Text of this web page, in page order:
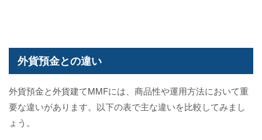
外貨預金との違い
外貨預金と外貨建てMMFには、商品性や運用方法において重
要な違いがあります。以下の表で主な違いを比較してみまし
ょう。